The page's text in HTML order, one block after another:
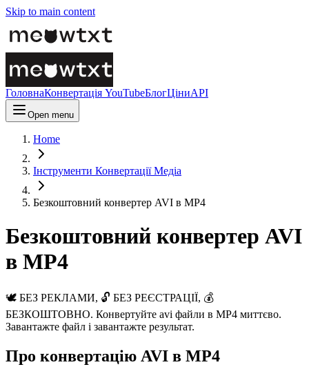
Skip to main content
ГоловнаКонвертація YouTubeБлогЦіниAPI
Open menu
Home
Інструменти Конвертації Медіа
Безкоштовний конвертер AVI в MP4
Безкоштовний конвертер AVI
в MP4
🕊️ БЕЗ РЕКЛАМИ, 🔓 БЕЗ РЕЄСТРАЦІЇ, 💰
БЕЗКОШТОВНО. Конвертуйте avi файли в MP4 миттєво.
Завантажте файл і завантажте результат.
Про конвертацію AVI в MP4